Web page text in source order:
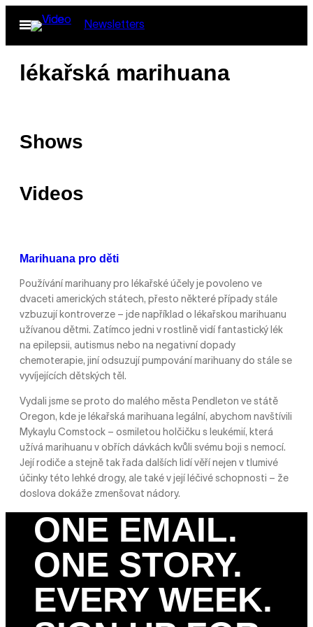
Open
Menu
Newsletters
lékařská marihuana
Shows
Videos
Marihuana pro děti
Používání marihuany pro lékařské účely je povoleno ve
dvaceti amerických státech, přesto některé případy stále
vzbuzují kontroverze – jde například o lékařskou marihuanu
užívanou dětmi. Zatímco jedni v rostlině vidí fantastický lék
na epilepsii, autismus nebo na negativní dopady
chemoterapie, jiní odsuzují pumpování marihuany do stále se
vyvíjejících dětských těl.
Vydali jsme se proto do malého města Pendleton ve státě
Oregon, kde je lékařská marihuana legální, abychom navštívili
Mykaylu Comstock – osmiletou holčičku s leukémií, která
užívá marihuanu v obřích dávkách kvůli svému boji s nemocí.
Její rodiče a stejně tak řada dalších lidí věří nejen v tlumivé
účinky této lehké drogy, ale také v její léčivé schopnosti – že
doslova dokáže zmenšovat nádory.
ONE EMAIL.
ONE STORY.
EVERY WEEK.